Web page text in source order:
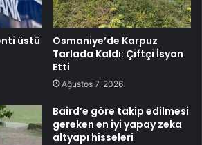
üstü
Osmaniye’de Karpuz
Tarlada Kaldı: Çiftçi İsyan
Etti
Ağustos 7, 2026
Baird’e göre takip edilmesi
gereken en iyi yapay zeka
altyapı hisseleri